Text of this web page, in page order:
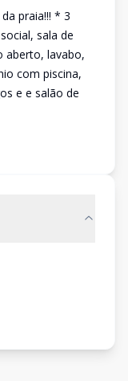
praia!!! * 3
sala de
aberto, lavabo,
com piscina,
e e salão de